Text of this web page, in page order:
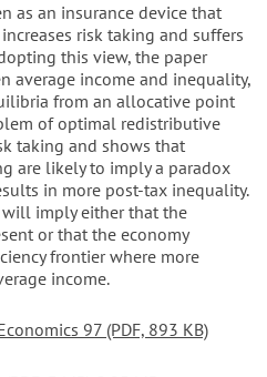
as an insurance device that
risk taking and suffers
this view, the paper
average income and inequality,
from an allocative point
of optimal redistributive
taking and shows that
are likely to imply a paradox
in more post-tax inequality.
imply either that the
or that the economy
frontier where more
income.
97 (PDF, 893 KB)